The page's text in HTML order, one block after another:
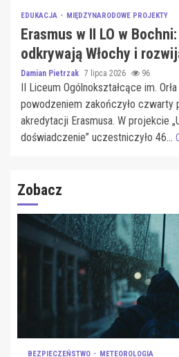
EDUKACJA MIĘDZYNARODOWE PROJEKTY
Erasmus w II LO w
odkrywają Włochy i
Damian Pietrzak 7 lipca 2026 96
II Liceum Ogólnokształcące im.
powodzeniem zakończyło czwarty
akredytacji Erasmusa. W projekcie
doświadczenie” uczestniczyło 46...
Zobacz
BEZPIECZEŃSTWO METEOROLOGIA